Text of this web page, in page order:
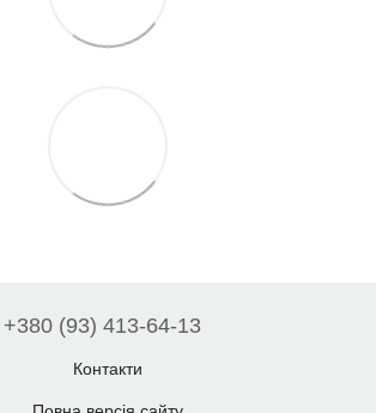
+380 (93) 413-64-13
Контакти